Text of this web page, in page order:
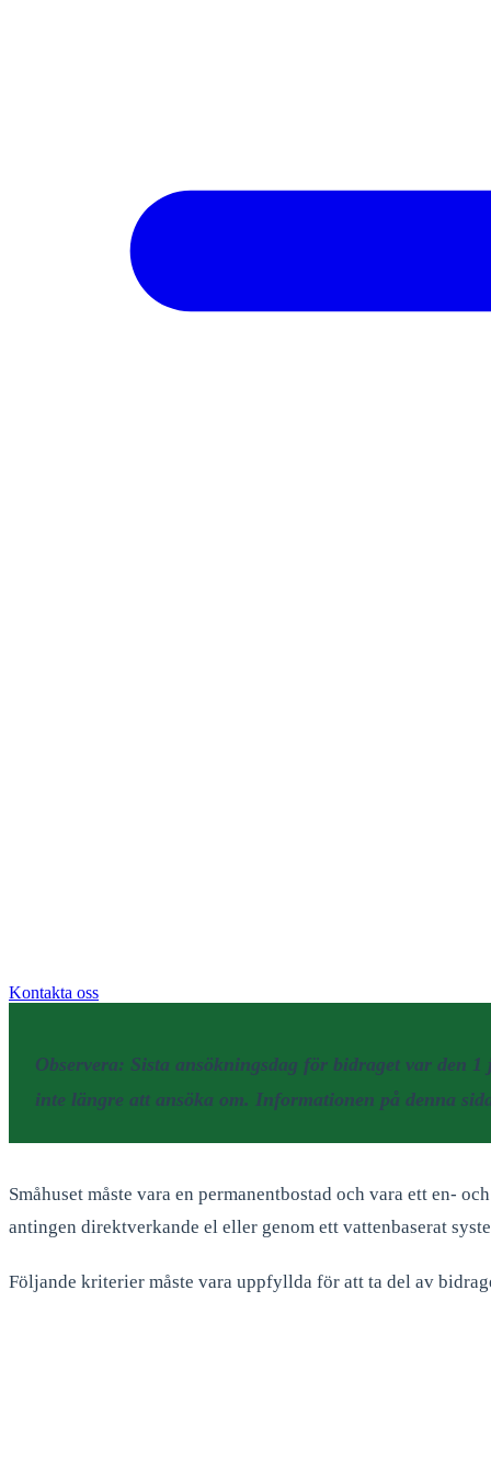
Kontakta oss
Observera: Sista ansökningsdag för bidraget var den
inte längre att ansöka om. Informationen på denna
Småhuset måste vara en permanentbostad och vara ett en-
antingen direktverkande el eller genom ett vattenbaserat
Följande kriterier måste vara uppfyllda för att ta del av